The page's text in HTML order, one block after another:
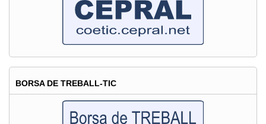
BORSA DE TREBALL-TIC